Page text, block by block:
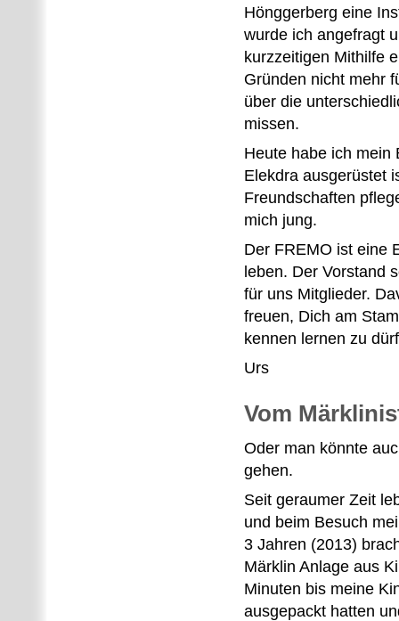
Hönggerberg eine
wurde ich angefragt
kurzzeitigen Mithilfe
Gründen nicht mehr
über die
missen.
Heute habe ich mein
Elekdra ausgerüstet
Freundschaften
mich jung.
Der FREMO ist eine
leben. Der Vorstand
für uns Mitglieder.
freuen, Dich am
kennen lernen zu
Urs
Vom
Oder man könnte
gehen.
Seit geraumer Zeit
und beim Besuch
3 Jahren (2013)
Märklin Anlage aus
Minuten bis meine
ausgepackt hatten